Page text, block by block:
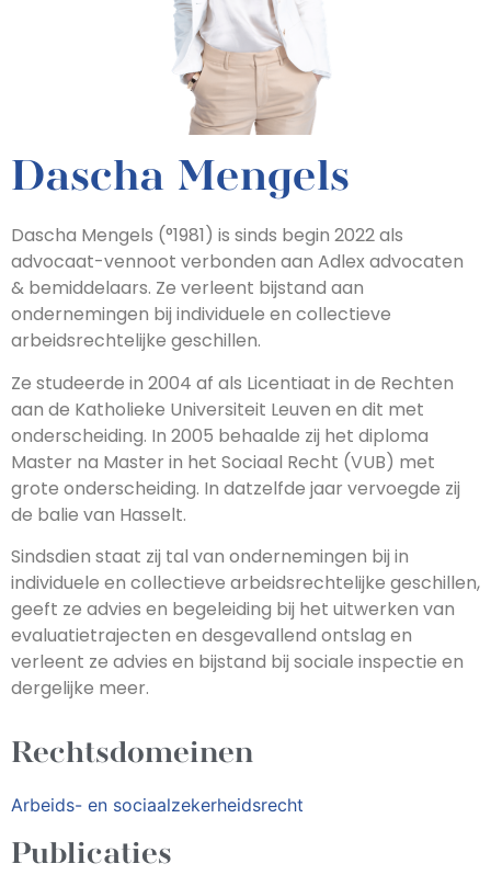
Dascha Mengels
Dascha Mengels (°1981) is sinds begin 2022 als
advocaat-vennoot verbonden aan Adlex advocaten
& bemiddelaars. Ze verleent bijstand aan
ondernemingen bij individuele en collectieve
arbeidsrechtelijke geschillen.
Ze studeerde in 2004 af als Licentiaat in de Rechten
aan de Katholieke Universiteit Leuven en dit met
onderscheiding. In 2005 behaalde zij het diploma
Master na Master in het Sociaal Recht (VUB) met
grote onderscheiding. In datzelfde jaar vervoegde zij
de balie van Hasselt.
Sindsdien staat zij tal van ondernemingen bij in
individuele en collectieve arbeidsrechtelijke geschillen,
geeft ze advies en begeleiding bij het uitwerken van
evaluatietrajecten en desgevallend ontslag en
verleent ze advies en bijstand bij sociale inspectie en
dergelijke meer.
Rechtsdomeinen
Arbeids- en sociaalzekerheidsrecht
Publicaties